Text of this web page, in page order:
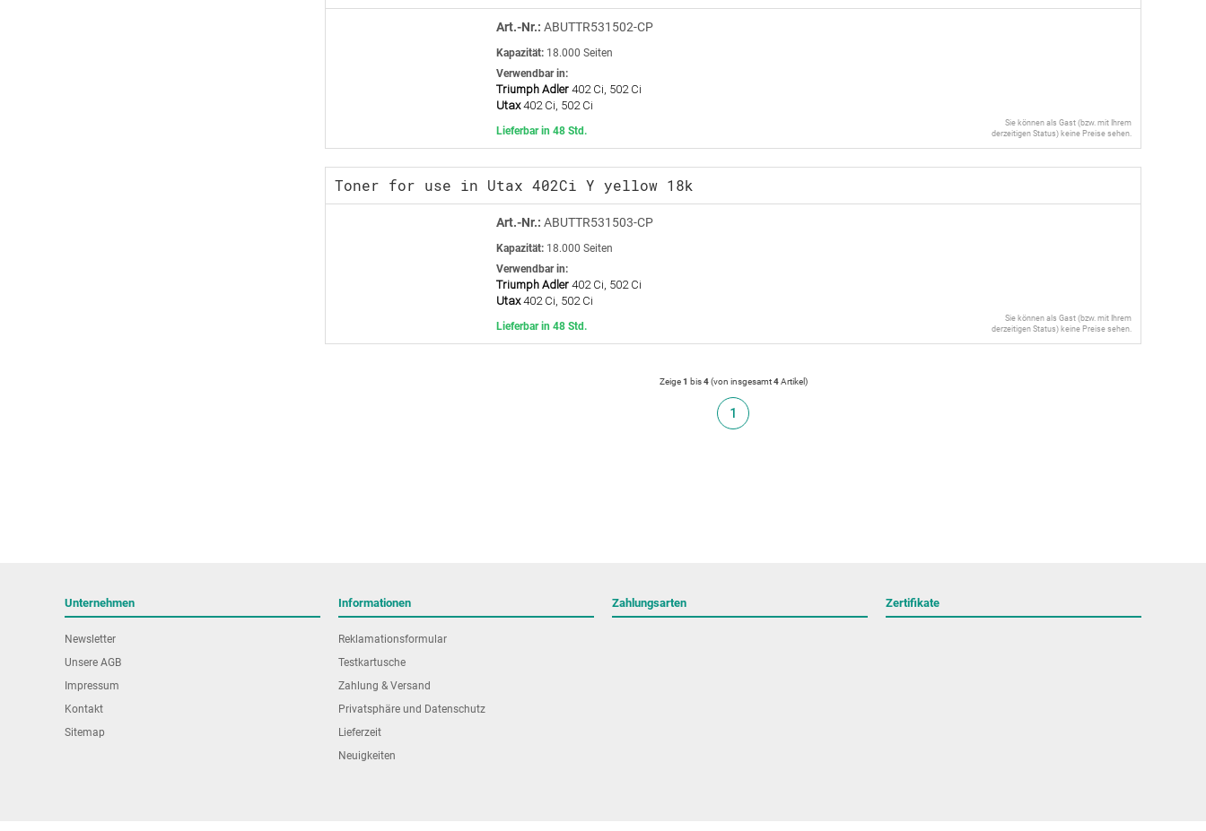
Art.-Nr.: ABUTTR531502-CP
Kapazität: 18.000 Seiten
Verwendbar in:
Triumph Adler 402 Ci, 502 Ci
Utax402 Ci, 502 Ci
Lieferbar in 48 Std.
Sie können als Gast (bzw. mit Ihrem
derzeitigen Status) keine Preise sehen.
Toner for use in Utax 402Ci Y yellow 18k
Art.-Nr.: ABUTTR531503-CP
Kapazität: 18.000 Seiten
Verwendbar in:
Triumph Adler 402 Ci, 502 Ci
Utax402 Ci, 502 Ci
Lieferbar in 48 Std.
Sie können als Gast (bzw. mit Ihrem
derzeitigen Status) keine Preise sehen.
Zeige1 bis4(von insgesamt4Artikel)
1
Unternehmen
Newsletter
Unsere AGB
Impressum
Kontakt
Sitemap
Informationen
Reklamationsformular
Testkartusche
Zahlung & Versand
Privatsphäre und Datenschutz
Lieferzeit
Neuigkeiten
Zahlungsarten Zertifikate